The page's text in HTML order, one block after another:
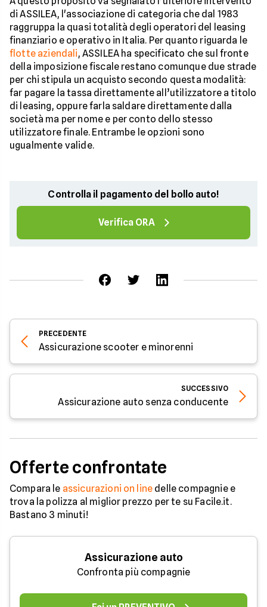
di ASSILEA, l'associazione di categoria che dal 1983
raggruppa la quasi totalità degli operatori del leasing
finanziario e operativo in Italia. Per quanto riguarda le
flotte aziendali, ASSILEA ha specificato che sul fronte
della imposizione fiscale restano comunque due strade
per chi stipula un acquisto secondo questa modalità:
far pagare la tassa direttamente all’utilizzatore a titolo
di leasing, oppure farla saldare direttamente dalla
società ma per nome e per conto dello stesso
utilizzatore finale. Entrambe le opzioni sono
ugualmente valide.
Controlla il pagamento del bollo auto!
Verifica ORA
PRECEDENTE
Assicurazione scooter e minorenni
SUCCESSIVO
Assicurazione auto senza conducente
Offerte confrontate
Compara le assicurazioni on line delle compagnie e
trova la polizza al miglior prezzo per te su Facile.it.
Bastano 3 minuti!
Assicurazione auto
Confronta più compagnie